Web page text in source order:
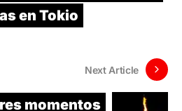
en Tokio
Next Article
momentos